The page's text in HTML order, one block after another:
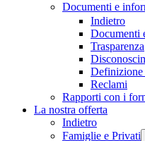
Documenti e
Indietro
Documenti
Trasparenza
Reclami
Rapporti con i
La nostra offerta
Indietro
Famiglie e Privati